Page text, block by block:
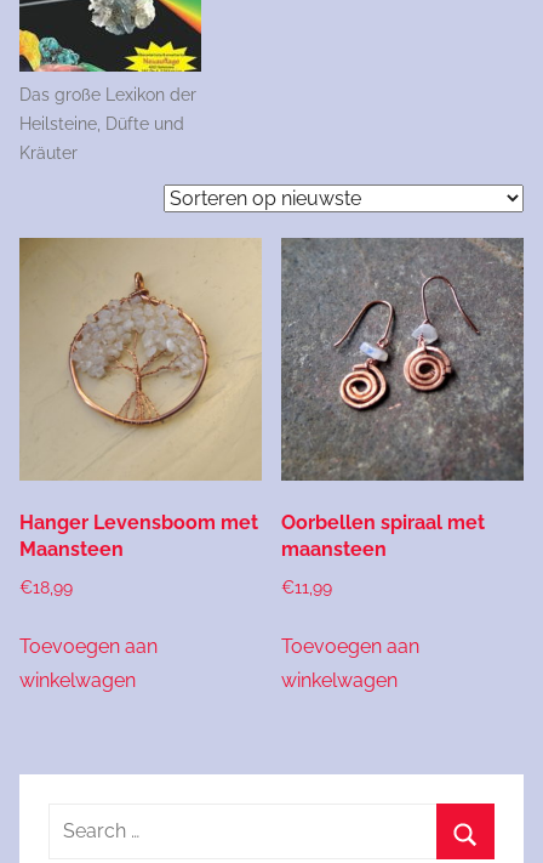
Das große Lexikon der
Heilsteine, Düfte und
Kräuter
Hanger Levensboom met
Maansteen
€18,99
Toevoegen aan
winkelwagen
Oorbellen spiraal met
maansteen
€11,99
Toevoegen aan
winkelwagen
Search